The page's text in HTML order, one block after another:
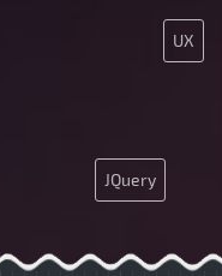
JQuery
UX